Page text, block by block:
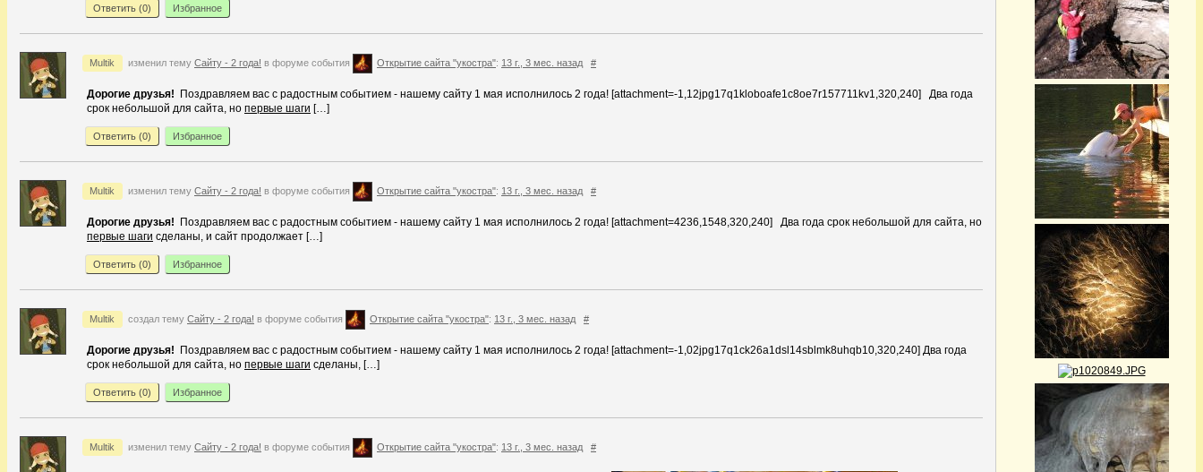
Ответить (0) Избранное
Multik изменил тему Сайту - 2 года! в форуме события Открытие сайта "укостра": 13 г., 3 мес. назад #
Дорогие друзья! Поздравляем вас с радостным событием - нашему сайту 1 мая исполнилось 2 года! [attachment=-1,12jpg17q1kloboafe1c8oe7r157711kv1,320,240] Два года
срок небольшой для сайта, но первые шаги […]
Ответить (0) Избранное
Multik изменил тему Сайту - 2 года! в форуме события Открытие сайта "укостра": 13 г., 3 мес. назад #
Дорогие друзья! Поздравляем вас с радостным событием - нашему сайту 1 мая исполнилось 2 года! [attachment=4236,1548,320,240] Два года срок небольшой для сайта, но
первые шаги сделаны, и сайт продолжает […]
Ответить (0) Избранное
Multik создал тему Сайту - 2 года! в форуме события Открытие сайта "укостра": 13 г., 3 мес. назад #
Дорогие друзья! Поздравляем вас с радостным событием - нашему сайту 1 мая исполнилось 2 года! [attachment=-1,02jpg17q1ck26a1dsl14sblmk8uhqb10,320,240] Два года
срок небольшой для сайта, но первые шаги сделаны, […]
Ответить (0) Избранное
Multik изменил тему Сайту - 2 года! в форуме события Открытие сайта "укостра": 13 г., 3 мес. назад #